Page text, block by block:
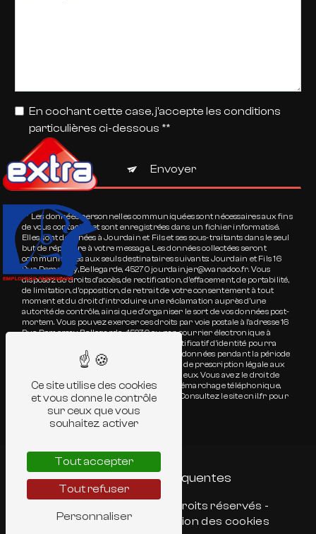
En cochant cette case, j'accepte les conditions
particulières ci-dessous **
Envoyer
** Les données personnelles communiquées sont nécessaires aux fins
de vous contacter et sont enregistrées dans un fichier informatisé.
Elles sont destinées à Jourdain et Fils et ses sous-traitants dans le seul
but de répondre à votre message. Les données collectées seront
communiquées aux seuls destinataires suivants: Jourdain et Fils 16
Rue Demersay, Bellegarde, 45270 jourdain.jer@wanadoo.fr. Vous
disposez de droits d’accès, de rectification, d’effacement, de portabilité,
de limitation, d’opposition, de retrait de votre consentement à tout
moment et du droit d’introduire une réclamation auprès d’une
autorité de contrôle, ainsi que d’organiser le sort de vos données post-
mortem. Vous pouvez exercer ces droits par voie postale à l'adresse 16
Rue Demersay, Bellegarde, 45270 ou par courrier électronique à
l'adresse jourdain.jer@wanadoo.fr. Un justificatif d'identité pourra
vous être demandé. Nous conservons vos données pendant la période
de prise de contact puis pendant la durée de prescription légale aux
fins probatoires et de gestion des contentieux. Vous avez le droit de
vous inscrire sur la liste d'opposition au démarchage téléphonique,
disponible à cette adresse:Bloctel.gouv.fr
. Consultez le site cnil.fr pour
plus d’informations sur vos droits.
Recherches fréquentes
- 2026 - Tous droits réservés -
Mentions légales
Gestion des cookies
Ce site utilise des cookies
et vous donne le contrôle
sur ceux que vous
souhaitez activer
Tout accepter
Tout refuser
Personnaliser